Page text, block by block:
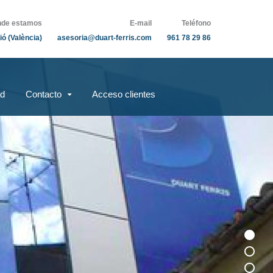
Teléfono
961 78 29 86
E-mail
asesoria@duart-ferris.com
estamos
(València)
Contacto Acceso clientes